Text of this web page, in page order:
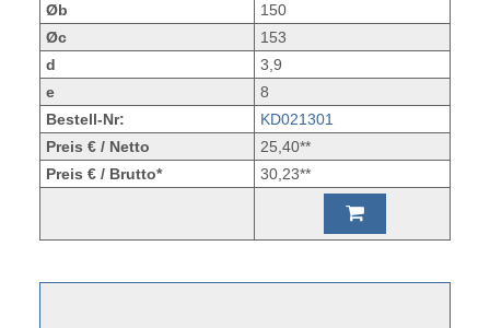
Øb
150
Øc
153
d
3,9
e
8
Bestell-Nr:
KD021301
Preis € / Netto
25,40**
Preis € / Brutto*
30,23**